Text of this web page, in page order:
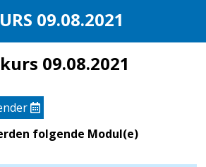
09.08.2021
09.08.2021
folgende Modul(e)